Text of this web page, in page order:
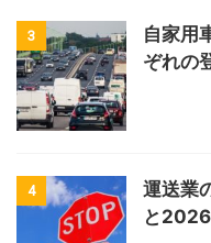
3
自家用
ぞれの
4
運送業
と